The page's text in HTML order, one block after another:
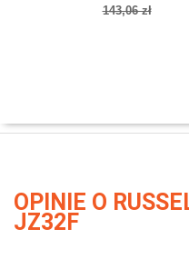
143,06 zł
OPINIE O
JZ32F